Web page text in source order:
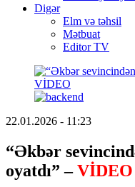
Digər
Elm və təhsil
Mətbuat
Editor TV
22.01.2026 - 11:23
“Əkbər
oyatdı” –VİDEO